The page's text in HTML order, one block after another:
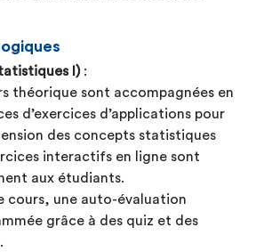
I):
théorique sont accompagnées en
d’exercices d’applications pour
des concepts statistiques
interactifs en ligne sont
aux étudiants.
cours, une auto-évaluation
grâce à des quiz et des